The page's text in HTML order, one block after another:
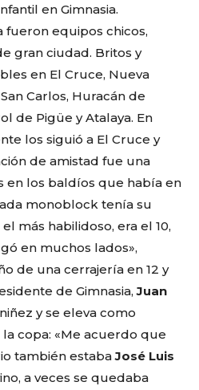
en Gimnasia.
fueron equipos chicos,
gran ciudad. Britos y
en El Cruce, Nueva
Carlos, Huracán de
de Pigüe y Atalaya. En
los siguió a El Cruce y
de amistad fue una
en los baldíos que había en
monoblock tenía su
más habilidoso, era el 10,
en muchos lados»,
de una cerrajería en 12 y
de Gimnasia,Juan
y se eleva como
copa: «Me acuerdo que
también estabaJosé Luis
a veces se quedaba